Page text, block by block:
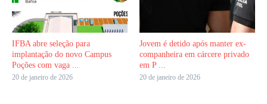
IFBA abre seleção para
implantação do novo Campus
Poções com vaga ...
20 de janeiro de 2026
Jovem é detido após manter ex-
companheira em cárcere privado
em P ...
20 de janeiro de 2026